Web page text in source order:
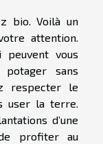
bio. Voilà un
attention.
peuvent vous
sans
respecter le
user la terre.
d’une
profiter au